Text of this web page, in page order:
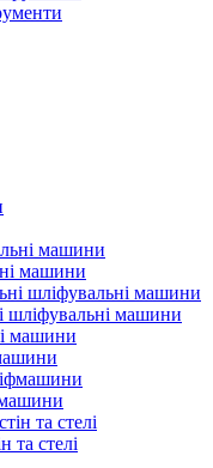
машини
шліфувальні машини
та стелі